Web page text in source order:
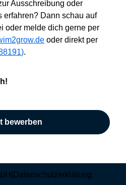
Ausschreibung oder
erfahren? Dann schau auf
oder melde dich gerne per
oder direkt per
).
bewerben
Datenschutzerklärung